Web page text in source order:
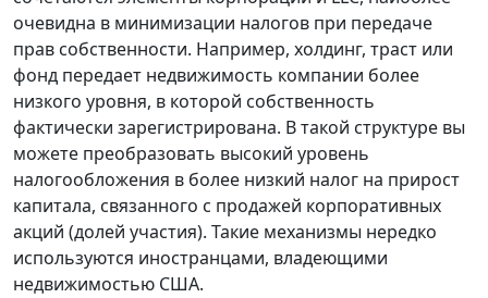
очевидна в минимизации налогов при передаче
прав собственности. Например, холдинг, траст или
фонд передает недвижимость компании более
низкого уровня, в которой собственность
фактически зарегистрирована. В такой структуре вы
можете преобразовать высокий уровень
налогообложения в более низкий налог на прирост
капитала, связанного с продажей корпоративных
акций (долей участия). Такие механизмы нередко
используются иностранцами, владеющими
недвижимостью США.